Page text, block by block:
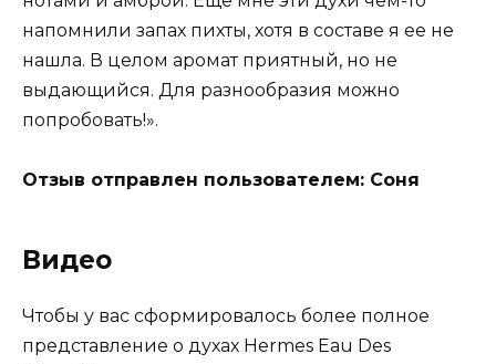
напомнили запах пихты, хотя в составе я ее не
нашла. В целом аромат приятный, но не
выдающийся. Для разнообразия можно
попробовать!».
Отзыв отправлен пользователем: Соня
Видео
Чтобы у вас сформировалось более полное
представление о духах Hermes Eau Des